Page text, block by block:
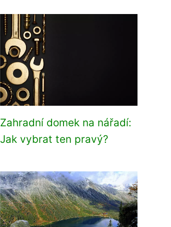
Zahradní domek na nářadí:
Jak vybrat ten pravý?